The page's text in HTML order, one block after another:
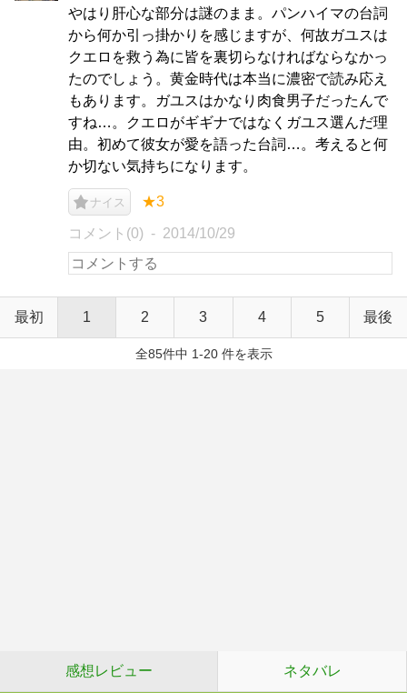
やはり肝心な部分は謎のまま。パンハイマの台詞
から何か引っ掛かりを感じますが、何故ガユスは
クエロを救う為に皆を裏切らなければならなかっ
たのでしょう。黄金時代は本当に濃密で読み応え
もあります。ガユスはかなり肉食男子だったんで
すね…。クエロがギギナではなくガユス選んだ理
由。初めて彼女が愛を語った台詞…。考えると何
か切ない気持ちになります。
ナイス ★3
コメント(0) 2014/10/29
最初 1 2 3 4 5 最後
全85件中 1-20 件を表示
感想レビュー ネタバレ